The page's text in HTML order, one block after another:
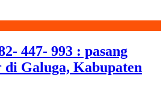
447- 993 : pasang
Galuga, Kabupaten